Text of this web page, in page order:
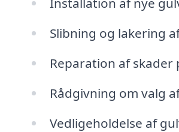
Slibning og lakering
Reparation af skader
Rådgivning om valg
Vedligeholdelse af